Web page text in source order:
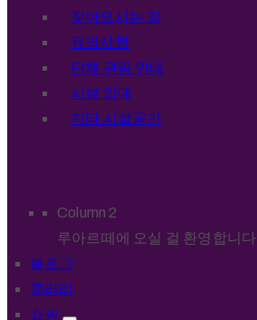
찾아오시는 길
유의사항
단체 관람 안내
시설 임대
기타 시설공간
Column 2
루아르떼에 오실 걸 환영합니다.
블로그
갤러리
쇼핑